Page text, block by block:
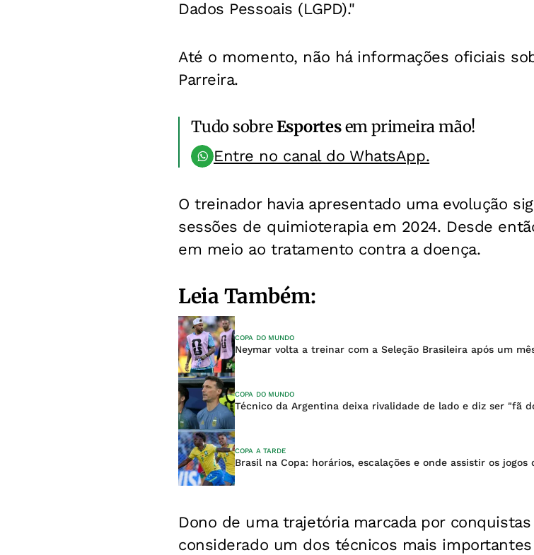
Dados Pessoais (LGPD)."
Até o momento, não há informações oficiais
Parreira.
Tudo sobreEsportesem primeira mão!
Entre no canal do WhatsApp.
O treinador havia apresentado uma evolução
sessões de quimioterapia em 2024. Desde
em meio ao tratamento contra a doença.
Leia Também:
COPA DO MUNDO
Neymar volta a treinar com a Seleção Brasileira após um
COPA DO MUNDO
Técnico da Argentina deixa rivalidade de lado e diz ser "fã
COPA A TARDE
Brasil na Copa: horários, escalações e onde assistir os
Dono de uma trajetória marcada por
considerado um dos técnicos mais